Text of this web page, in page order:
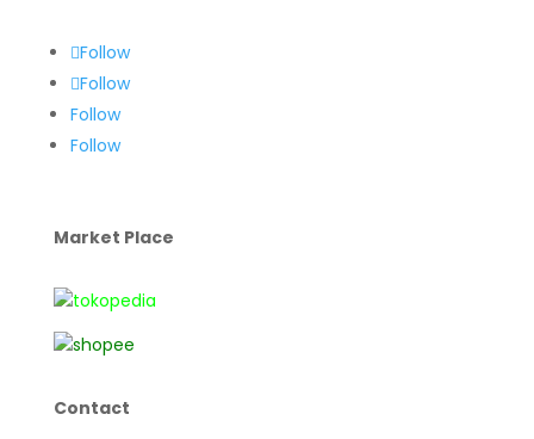
Follow
Follow
Follow
Follow
Market Place
Contact